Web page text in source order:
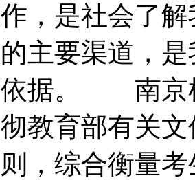
，是社会了
主要渠道，
依据。 南京
教育部有关
，综合衡量